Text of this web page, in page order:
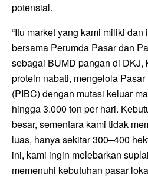
potensial.
“Itu market yang kami miliki
bersama Perumda Pasar dan
sebagai BUMD pangan di DKJ,
protein nabati, mengelola
(PIBC) dengan mutasi keluar
hingga 3.000 ton per hari.
besar, sementara kami tidak
luas, hanya sekitar 300–400
ini, kami ingin melebarkan
memenuhi kebutuhan pasar